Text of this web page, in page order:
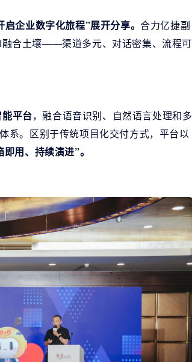
企业数字化旅程”展开分享。合力亿捷副
融合土壤——渠道多元、对话密集、流程可
平台，融合语音识别、自然语言处理和多
系。区别于传统项目化交付方式，平台以
即用、持续演进”。